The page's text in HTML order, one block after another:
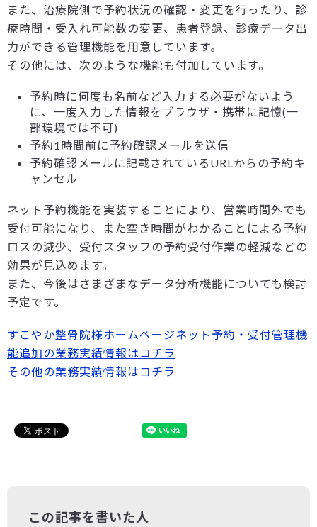
また、治療院側で予約状況の確認・変更を行ったり、診
療時間・受入れ可能数の変更、患者登録、診療データ出
力ができる管理機能を用意しています。
その他には、次のような機能も付加しています。
予約時に何度も名前など入力する必要がないよう
に、一度入力した情報をブラウザ・携帯に記憶(一
部環境では不可)
予約1時間前に予約確認メールを送信
予約確認メールに記載されているURLからの予約キ
ャンセル
ネット予約機能を実装することにより、営業時間外でも
受付可能になり、また空き時間がわかることによる予約
ロスの減少、受付スタッフの予約受付作業の軽減などの
効果が見込めます。
また、今後はさまざまなデータ分析機能についても検討
予定です。
すこやか整骨院様ホームページネット予約・受付管理機
能追加の業務実績情報はコチラ
その他の業務実績情報はコチラ
この記事を書いた人